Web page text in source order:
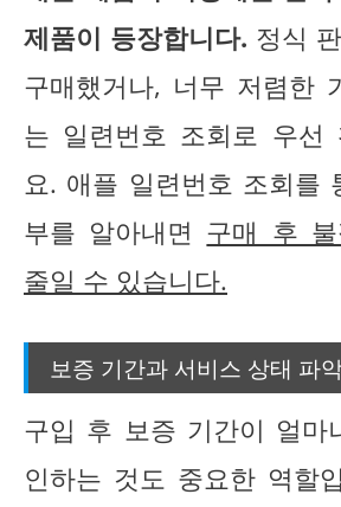
제품이 등장합니다. 정식
구매했거나, 너무 저렴한
는 일련번호 조회로 우선
요. 애플 일련번호 조회를
부를 알아내면 구매 후
줄일 수 있습니다.
보증 기간과 서비스 상태 파
구입 후 보증 기간이 얼마
인하는 것도 중요한 역할